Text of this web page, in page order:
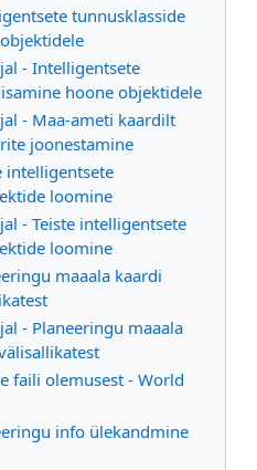
tunnusklasside
- Intelligentsete
hoone objektidele
- Maa-ameti kaardilt
joonestamine
intelligentsete
loomine
- Teiste intelligentsete
loomine
maaala kaardi
- Planeeringu maaala
faili olemusest - World
info ülekandmine